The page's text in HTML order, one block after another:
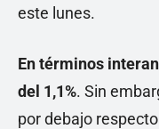
este lunes.
En términos
del 1,1%. Sin
por debajo